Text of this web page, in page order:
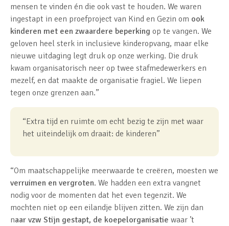
mensen te vinden én die ook vast te houden. We waren
ingestapt in een proefproject van Kind en Gezin om ook
kinderen met een zwaardere beperking op te vangen. We
geloven heel sterk in inclusieve kinderopvang, maar elke
nieuwe uitdaging legt druk op onze werking. Die druk
kwam organisatorisch neer op twee stafmedewerkers en
mezelf, en dat maakte de organisatie fragiel. We liepen
tegen onze grenzen aan.”
“Extra tijd en ruimte om echt bezig te zijn met waar
het uiteindelijk om draait: de kinderen”
“Om maatschappelijke meerwaarde te creëren, moesten we
verruimen en vergroten. We hadden een extra vangnet
nodig voor de momenten dat het even tegenzit. We
mochten niet op een eilandje blijven zitten. We zijn dan
naar vzw Stijn gestapt, de koepelorganisatie waar ’t